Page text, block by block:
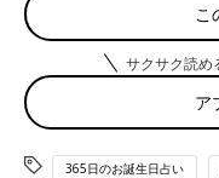
かんしゃくを起こしても
わかってもらえないと
冷静に気持ちを聞いて
6月7日は何の日
こ
サクサク読め
ア
365日のお誕生日占い